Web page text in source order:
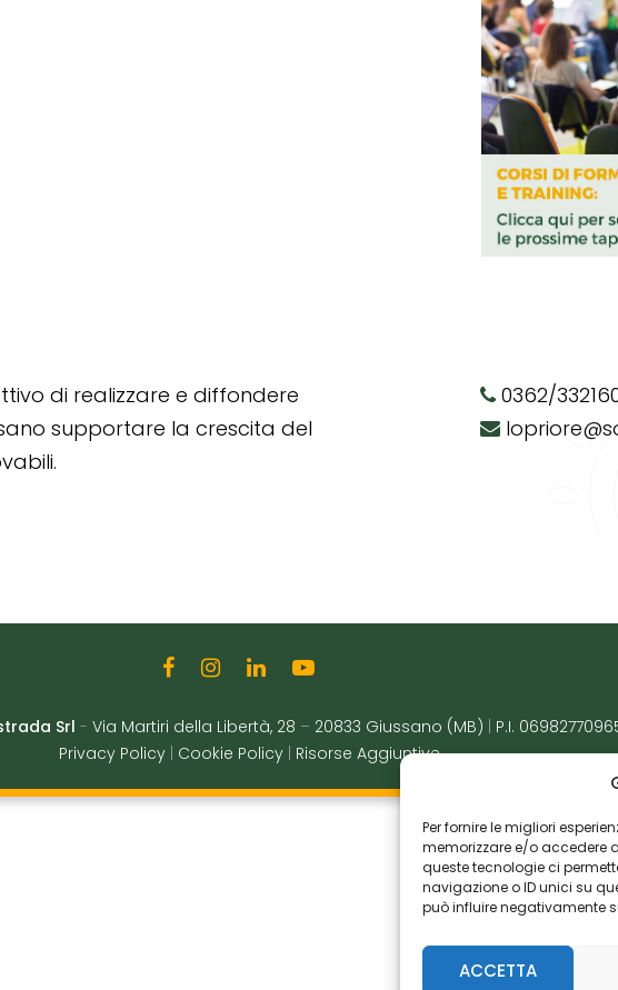
Per fornire le migliori
memorizzare e/o accedere
queste tecnologie ci
navigazione o ID unici su
può influire negativamente
ACCETTA
di realizzare e diffondere
supportare la crescita del
0362/
Srl - Via Martiri della Libertà, 28 – 20833 Giussano (MB)
P.I.
Privacy Policy
Cookie Policy Risorse Aggiuntive